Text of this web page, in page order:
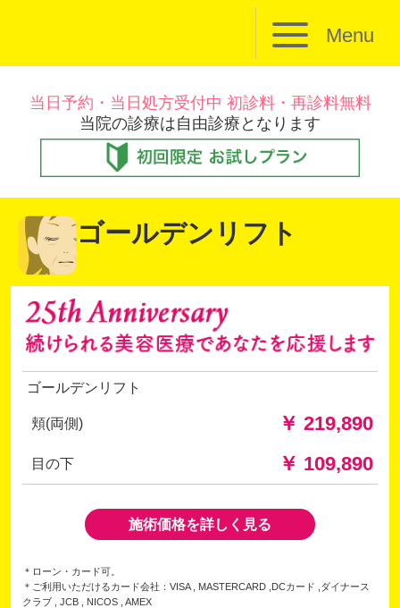
Menu
当日予約・当日処方受付中 初診料・再診料無料
当院の診療は自由診療となります
ゴールデンリフト
ゴールデンリフト
頬(両側) ￥ 219,890
目の下 ￥ 109,890
施術価格を詳しく見る
＊ローン・カード可。
＊ご利用いただけるカード会社：VISA , MASTERCARD ,DCカード ,ダイナース
クラブ , JCB , NICOS , AMEX